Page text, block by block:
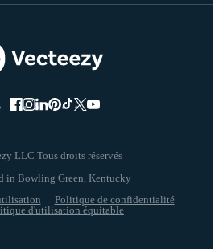
LLC Tous droits réservés
Politique de confidentialité
d'utilisation équitable